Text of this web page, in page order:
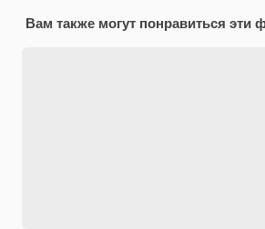
Вам также могут понравиться эти